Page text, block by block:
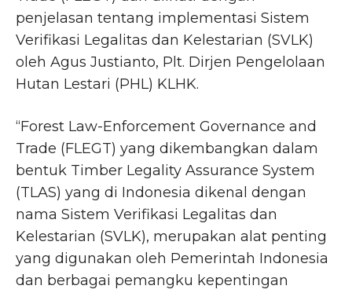
penjelasan tentang implementasi Sistem
Verifikasi Legalitas dan Kelestarian (SVLK)
oleh Agus Justianto, Plt. Dirjen Pengelolaan
Hutan Lestari (PHL) KLHK.
“Forest Law-Enforcement Governance and
Trade (FLEGT) yang dikembangkan dalam
bentuk Timber Legality Assurance System
(TLAS) yang di Indonesia dikenal dengan
nama Sistem Verifikasi Legalitas dan
Kelestarian (SVLK), merupakan alat penting
yang digunakan oleh Pemerintah Indonesia
dan berbagai pemangku kepentingan